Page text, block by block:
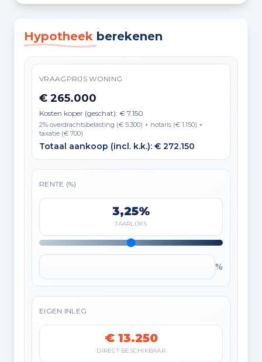
Hypotheek berekenen
VRAAGPRIJS WONING
€ 265.000
Kosten koper (geschat): € 7.150
2% overdrachtsbelasting (€ 5.300) + notaris (€ 1.150) +
taxatie (€ 700)
Totaal aankoop (incl. k.k.): € 272.150
RENTE (%)
3,25%
JAARLIJKS
%
EIGEN INLEG
€ 13.250
DIRECT BESCHIKBAAR